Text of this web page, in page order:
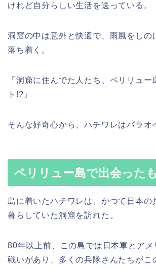
けれど自分らしい生活を送っている。
洞窟の中は意外と快適で、雨風をしの
落ち着く。
「洞窟に住んでた人たち、ペリリュー
ト!?」
そんな好奇心から、ハチワレはパラオ
ペリリュー島で出会った
島に着いたハチワレは、かつて日本の
暮らしていた洞窟を訪れた。
80年以上前、この島では日本軍とアメ
戦いがあり、多くの兵隊さんたちがこ